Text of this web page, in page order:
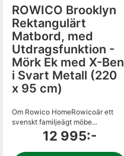
ROWICO Brooklyn
Rektangulärt
Matbord, med
Utdragsfunktion -
Mörk Ek med X-Ben
i Svart Metall (220
x 95 cm)
Om Rowico HomeRowicoär ett
svenskt familjeägt möbe...
12 995:-